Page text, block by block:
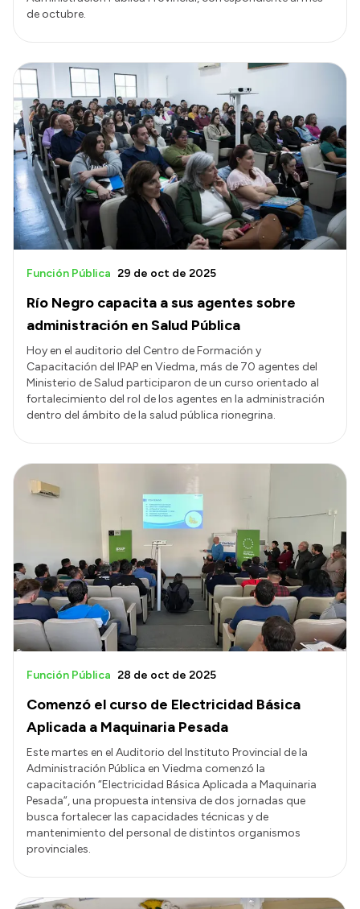
de octubre.
Río Negro capacita a sus agentes sobre
administración en Salud Pública
Función Pública 29 de oct de 2025
Hoy en el auditorio del Centro de Formación y
Capacitación del IPAP en Viedma, más de 70 agentes del
Ministerio de Salud participaron de un curso orientado al
fortalecimiento del rol de los agentes en la administración
dentro del ámbito de la salud pública rionegrina.
Comenzó el curso de Electricidad Básica
Aplicada a Maquinaria Pesada
Función Pública 28 de oct de 2025
Este martes en el Auditorio del Instituto Provincial de la
Administración Pública en Viedma comenzó la
capacitación “Electricidad Básica Aplicada a Maquinaria
Pesada”, una propuesta intensiva de dos jornadas que
busca fortalecer las capacidades técnicas y de
mantenimiento del personal de distintos organismos
provinciales.